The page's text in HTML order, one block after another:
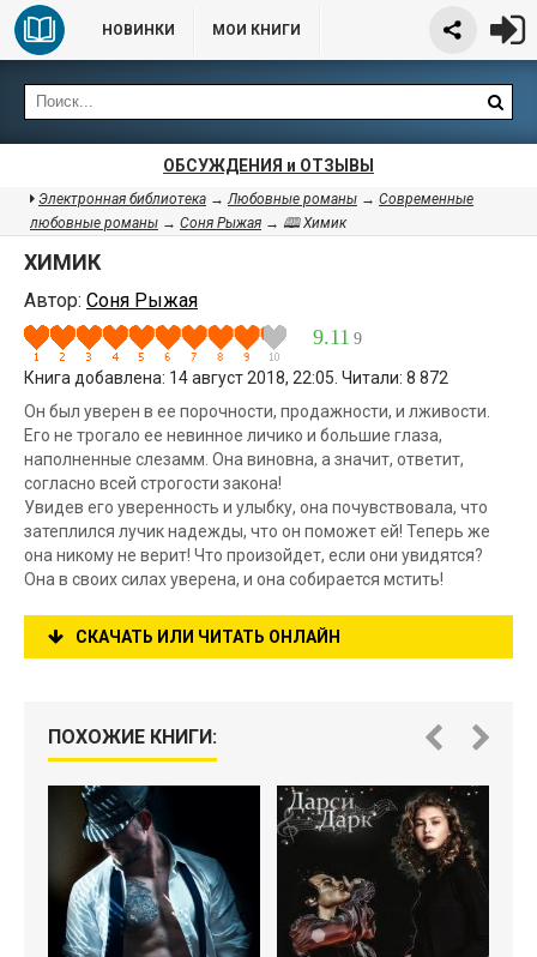
НОВИНКИ МОИ КНИГИ
ОБСУЖДЕНИЯ и ОТЗЫВЫ
Электронная библиотека →Любовные романы → Современные
любовные романы → Соня Рыжая → 🕮 Химик
ХИМИК
Автор: Соня Рыжая
9.11 9
Книга добавлена: 14 август 2018, 22:05. Читали: 8 872
Он был уверен в ее порочности, продажности, и лживости.
Его не трогало ее невинное личико и большие глаза,
наполненные слезамм. Она виновна, а значит, ответит,
согласно всей строгости закона!
Увидев его уверенность и улыбку, она почувствовала, что
затеплился лучик надежды, что он поможет ей! Теперь же
она никому не верит! Что произойдет, если они увидятся?
Она в своих силах уверена, и она собирается мстить!
СКАЧАТЬ ИЛИ ЧИТАТЬ ОНЛАЙН
ПОХОЖИЕ КНИГИ: